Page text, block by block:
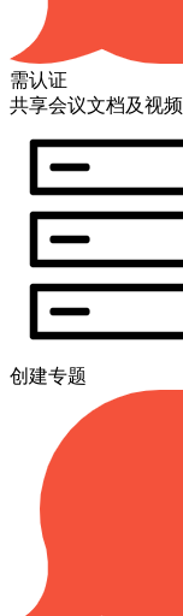
需认证
共享会议文档及视频
创建专题